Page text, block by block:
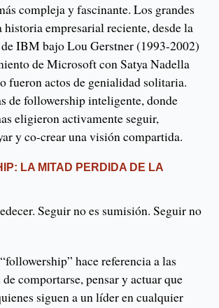
compleja y fascinante. Los grandes
historia empresarial reciente, desde la
IBM bajo Lou Gerstner (1993-2002)
de Microsoft con Satya Nadella
fueron actos de genialidad solitaria.
de followership inteligente, donde
eligieron activamente seguir,
y co-crear una visión compartida.
LA MITAD PERDIDA DE LA
Seguir no es sumisión. Seguir no
hace referencia a las
comportarse, pensar y actuar que
siguen a un líder en cualquier